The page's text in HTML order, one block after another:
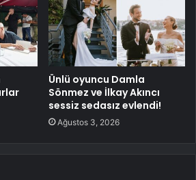
Ünlü oyuncu Damla
Sönmez ve İlkay Akıncı
sessiz sedasız evlendi!
Ağustos 3, 2026